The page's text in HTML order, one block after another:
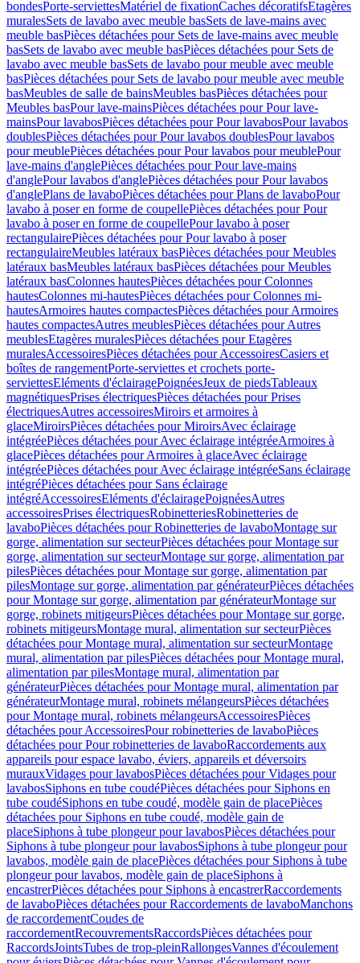
bondesPorte-serviettesMatériel de fixationCaches décoratifsEtagères
muralesSets de lavabo avec meuble basSets de lave-mains avec
meuble basPièces détachées pour Sets de lave-mains avec meuble
basSets de lavabo avec meuble basPièces détachées pour Sets de
lavabo avec meuble basSets de lavabo pour meuble avec meuble
basPièces détachées pour Sets de lavabo pour meuble avec meuble
basMeubles de salle de bainsMeubles basPièces détachées pour
Meubles basPour lave-mainsPièces détachées pour Pour lave-
mainsPour lavabosPièces détachées pour Pour lavabosPour lavabos
doublesPièces détachées pour Pour lavabos doublesPour lavabos
pour meublePièces détachées pour Pour lavabos pour meublePour
lave-mains d'anglePièces détachées pour Pour lave-mains
d'anglePour lavabos d'anglePièces détachées pour Pour lavabos
d'anglePlans de lavaboPièces détachées pour Plans de lavaboPour
lavabo à poser en forme de coupellePièces détachées pour Pour
lavabo à poser en forme de coupellePour lavabo à poser
rectangulairePièces détachées pour Pour lavabo à poser
rectangulaireMeubles latéraux basPièces détachées pour Meubles
latéraux basMeubles latéraux basPièces détachées pour Meubles
latéraux basColonnes hautesPièces détachées pour Colonnes
hautesColonnes mi-hautesPièces détachées pour Colonnes mi-
hautesArmoires hautes compactesPièces détachées pour Armoires
hautes compactesAutres meublesPièces détachées pour Autres
meublesEtagères muralesPièces détachées pour Etagères
muralesAccessoiresPièces détachées pour AccessoiresCasiers et
boîtes de rangementPorte-serviettes et crochets porte-
serviettesEléments d'éclairagePoignéesJeux de piedsTableaux
magnétiquesPrises électriquesPièces détachées pour Prises
électriquesAutres accessoiresMiroirs et armoires à
glaceMiroirsPièces détachées pour MiroirsAvec éclairage
intégréePièces détachées pour Avec éclairage intégréeArmoires à
glacePièces détachées pour Armoires à glaceAvec éclairage
intégréePièces détachées pour Avec éclairage intégréeSans éclairage
intégréPièces détachées pour Sans éclairage
intégréAccessoiresEléments d'éclairagePoignéesAutres
accessoiresPrises électriquesRobinetteriesRobinetteries de
lavaboPièces détachées pour Robinetteries de lavaboMontage sur
gorge, alimentation sur secteurPièces détachées pour Montage sur
gorge, alimentation sur secteurMontage sur gorge, alimentation par
pilesPièces détachées pour Montage sur gorge, alimentation par
pilesMontage sur gorge, alimentation par générateurPièces détachées
pour Montage sur gorge, alimentation par générateurMontage sur
gorge, robinets mitigeursPièces détachées pour Montage sur gorge,
robinets mitigeursMontage mural, alimentation sur secteurPièces
détachées pour Montage mural, alimentation sur secteurMontage
mural, alimentation par pilesPièces détachées pour Montage mural,
alimentation par pilesMontage mural, alimentation par
générateurPièces détachées pour Montage mural, alimentation par
générateurMontage mural, robinets mélangeursPièces détachées
pour Montage mural, robinets mélangeursAccessoiresPièces
détachées pour AccessoiresPour robinetteries de lavaboPièces
détachées pour Pour robinetteries de lavaboRaccordements aux
appareils pour espace lavabo, éviers, appareils et déversoirs
murauxVidages pour lavabosPièces détachées pour Vidages pour
lavabosSiphons en tube coudéPièces détachées pour Siphons en
tube coudéSiphons en tube coudé, modèle gain de placePièces
détachées pour Siphons en tube coudé, modèle gain de
placeSiphons à tube plongeur pour lavabosPièces détachées pour
Siphons à tube plongeur pour lavabosSiphons à tube plongeur pour
lavabos, modèle gain de placePièces détachées pour Siphons à tube
plongeur pour lavabos, modèle gain de placeSiphons à
encastrerPièces détachées pour Siphons à encastrerRaccordements
de lavaboPièces détachées pour Raccordements de lavaboManchons
de raccordementCoudes de
raccordementRecouvrementsRaccordsPièces détachées pour
RaccordsJointsTubes de trop-pleinRallongesVannes d'écoulement